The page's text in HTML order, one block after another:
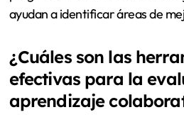
ayudan a identificar áreas de
¿Cuáles son las
efectivas para la
aprendizaje